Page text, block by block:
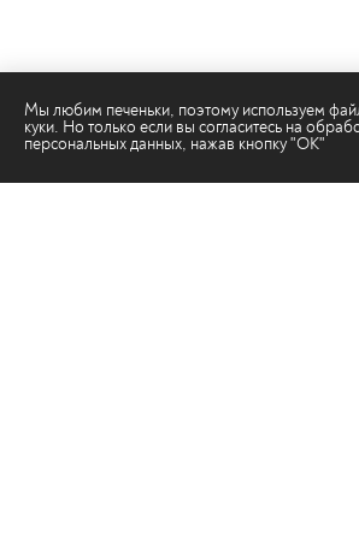
Мы любим печеньки, поэтому используем
куки. Но только если вы согласитесь на
персональных данных, нажав кнопку "ОК"